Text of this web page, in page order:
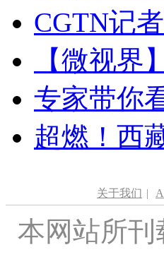
CGTN记
【微视界
专家带你
超燃！西
关于我们 |
本网站所